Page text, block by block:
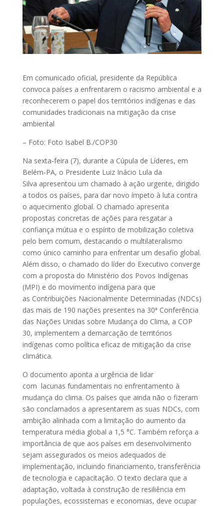
Em comunicado oficial, presidente da República
convoca países a enfrentarem o racismo ambiental e a
reconhecerem o papel dos territórios indígenas e das
comunidades tradicionais na mitigação da crise
ambiental
– Foto: Foto Isabel B./COP30
Na sexta-feira (7), durante a Cúpula de Líderes, em
Belém-PA, o Presidente Luiz Inácio Lula da
Silva apresentou um chamado à ação urgente, dirigido
a todos os países, para dar novo ímpeto à luta contra
o aquecimento global. O chamado apresenta
propostas concretas de ações para resgatar a
confiança mútua e o espírito de mobilização coletiva
pelo bem comum, destacando o multilateralismo
como único caminho para enfrentar um desafio global.
Além disso, o chamado do líder do Executivo converge
com a proposta do Ministério dos Povos Indígenas
(MPI) e do movimento indígena para que
as Contribuições Nacionalmente Determinadas (NDCs)
das mais de 190 nações presentes na 30ª Conferência
das Nações Unidas sobre Mudança do Clima, a COP
30, implementem a demarcação de territórios
indígenas como política eficaz de mitigação da crise
climática.
O documento aponta a urgência de lidar
com lacunas fundamentais no enfrentamento à
mudança do clima. Os países que ainda não o fizeram
são conclamados a apresentarem as suas NDCs, com
ambição alinhada com a limitação do aumento da
temperatura média global a 1,5 °C. Também reforça a
importância de que aos países em desenvolvimento
sejam assegurados os meios adequados de
implementação, incluindo financiamento, transferência
de tecnologia e capacitação. O texto declara que a
adaptação, voltada à construção de resiliência em
populações, ecossistemas e economias, deve ocupar